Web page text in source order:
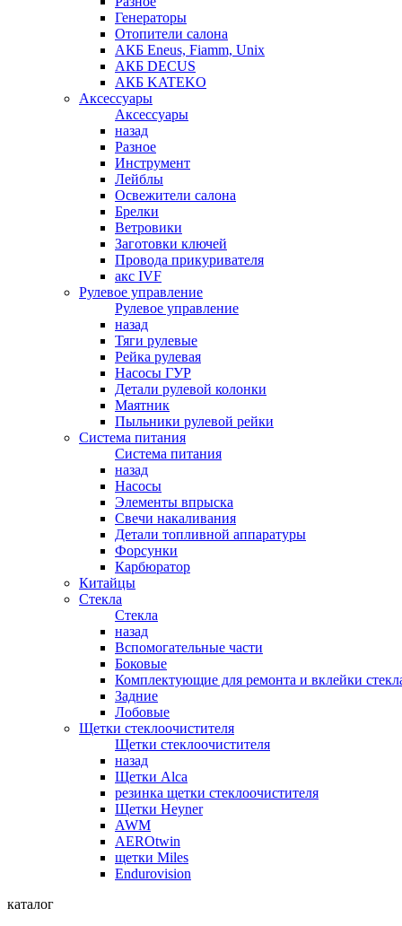
Генераторы
Отопители салона
АКБ Eneus, Fiamm, Unix
АКБ DECUS
АКБ KATEKO
Аксессуары
Аксессуары
назад
Разное
Инструмент
Лейблы
Освежители салона
Брелки
Ветровики
Заготовки ключей
Провода прикуривателя
акс IVF
Рулевое управление
Рулевое управление
назад
Тяги рулевые
Рейка рулевая
Насосы ГУР
Детали рулевой колонки
Маятник
Пыльники рулевой рейки
Система питания
Система питания
назад
Насосы
Элементы впрыска
Свечи накаливания
Детали топливной аппаратуры
Форсунки
Карбюратор
Китайцы
Стекла
Стекла
назад
Вспомогательные части
Боковые
Комплектующие для ремонта и вклейки
Задние
Лобовые
Щетки стеклоочистителя
Щетки стеклоочистителя
назад
Щетки Alca
резинка щетки стеклоочистителя
Щетки Heyner
AWM
AEROtwin
щетки Miles
Endurovision
каталог